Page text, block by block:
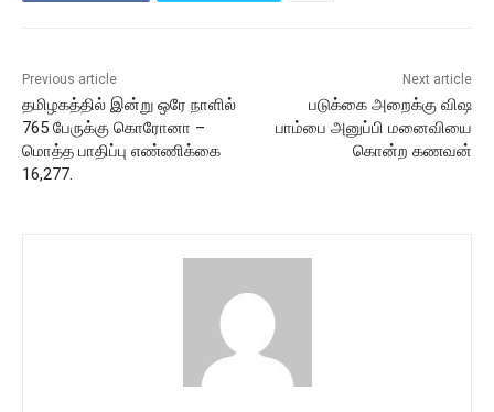
Previous article
தமிழகத்தில் இன்று ஒரே நாளில்
765 பேருக்கு கொரோனா –
மொத்த பாதிப்பு எண்ணிக்கை
16,277.
Next article
படுக்கை அறைக்கு விஷ
பாம்பை அனுப்பி மனைவியை
கொன்ற கணவன்